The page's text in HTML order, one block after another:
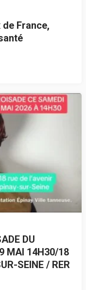
France,
DU
MAI 14H30/18
SEINE / RER